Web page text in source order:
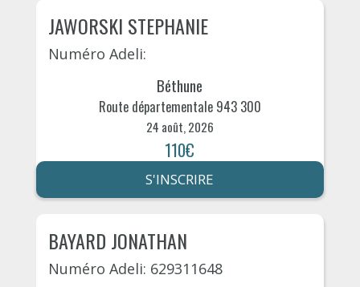
JAWORSKI STEPHANIE
Numéro Adeli:
Béthune
Route départementale 943 300
24 août, 2026
110€
S'INSCRIRE
BAYARD JONATHAN
Numéro Adeli: 629311648